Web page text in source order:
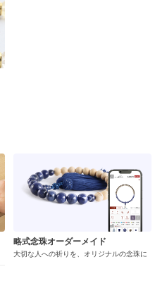
略式念珠オーダーメイド
大切な人への祈りを、オリジナルの念珠に